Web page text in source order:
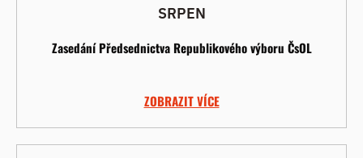
SRPEN
Zasedání Předsednictva Republikového výboru ČsOL
ZOBRAZIT VÍCE